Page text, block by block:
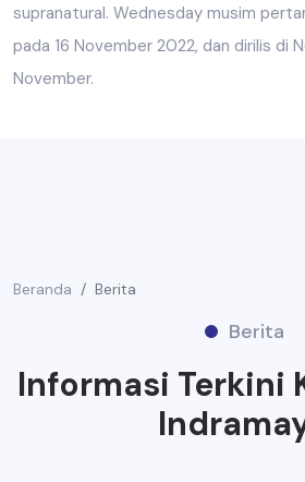
supranatural. Wednesday musim
pada 16 November 2022, dan dirilis di
November.
Beranda Berita
Berita
Informasi Terkini